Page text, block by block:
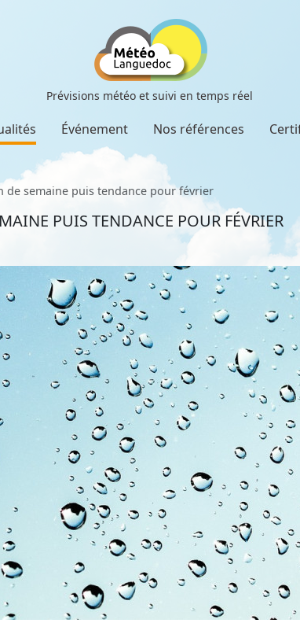
Prévisions météo et suivi en temps réel
Événement Nos références
de semaine puis tendance pour février
PUIS TENDANCE POUR FÉVRIER